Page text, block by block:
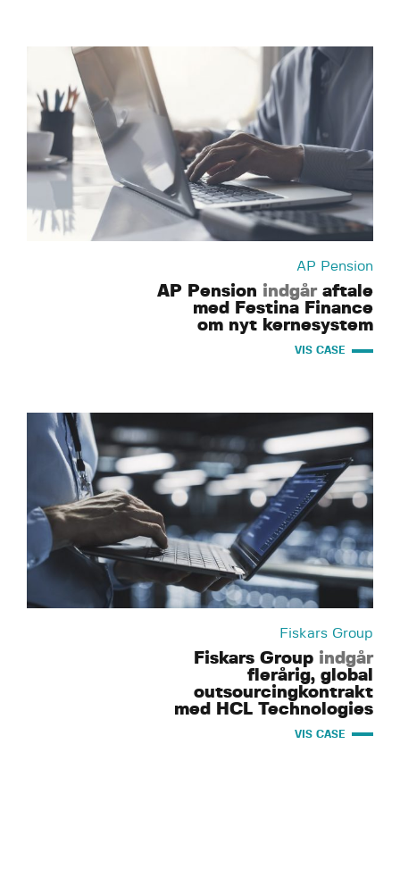
AP Pension
AP Pension indgåraftale
med Festina Finance
om nyt kernesystem
VIS CASE
Fiskars Group
Fiskars Group indgår
flerårig, global
outsourcingkontrakt
med HCL Technologies
VIS CASE